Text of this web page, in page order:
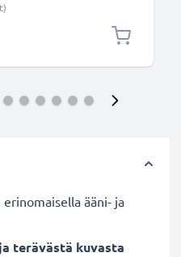
CELLONIC
erinomaisella ääni- ja
terävästä kuvasta